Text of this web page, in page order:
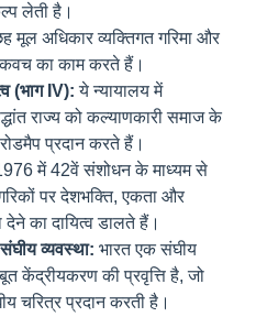
लेती है।
मूल अधिकार व्यक्तिगत गरिमा और
कवच का काम करते हैं।
(भाग IV): ये न्यायालय में
राज्य को कल्याणकारी समाज के
रोडमैप प्रदान करते हैं।
में 42वें संशोधन के माध्यम से
पर देशभक्ति, एकता और
देने का दायित्व डालते हैं।
व्यवस्था: भारत एक संघीय
केंद्रीयकरण की प्रवृत्ति है, जो
चरित्र प्रदान करती है।